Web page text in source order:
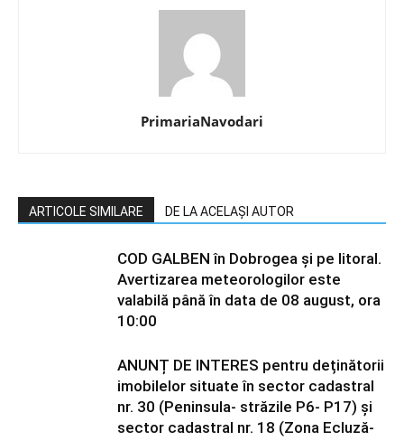
PrimariaNavodari
ARTICOLE SIMILARE DE LA ACELAȘI AUTOR
COD GALBEN în Dobrogea și pe litoral.
Avertizarea meteorologilor este
valabilă până în data de 08 august, ora
10:00
ANUNȚ DE INTERES pentru deținătorii
imobilelor situate în sector cadastral
nr. 30 (Peninsula- străzile P6- P17) și
sector cadastral nr. 18 (Zona Ecluză-